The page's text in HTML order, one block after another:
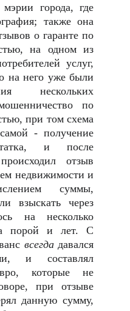
города, где
также она
о гаранте по
на одном из
услуг,
на него уже были
нескольких
по
при том схема
- получение
и после
отзыв
недвижимости и
суммы,
взыскать через
на несколько
а порой и лет. С
всегда давался
и составлял
которые не
при отзыве
данную сумму,